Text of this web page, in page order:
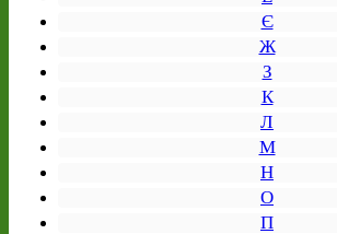
Є
Ж
З
К
Л
М
Н
О
П